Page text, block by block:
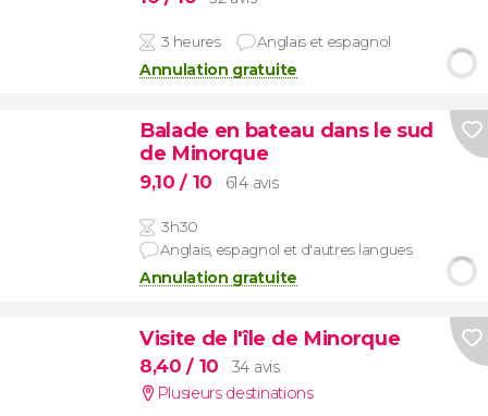
3 heures Anglais et espagnol
Annulation gratuite
Balade en bateau dans le sud
de Minorque
9,10/ 10 614 avis
3h30
Anglais, espagnol et d'autres langues
Annulation gratuite
Visite de l'île de Minorque
8,40/ 10
34 avis
Plusieurs destinations